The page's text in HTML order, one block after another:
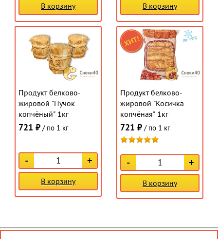
В корзину В корзину
Продукт белково-
жировой "Пучок
копчёный" 1кг
721 ₽ / по 1 кг
- +
В корзину
Продукт белково-
жировой "Косичка
копчёная" 1кг
721 ₽ / по 1 кг
- +
В корзину